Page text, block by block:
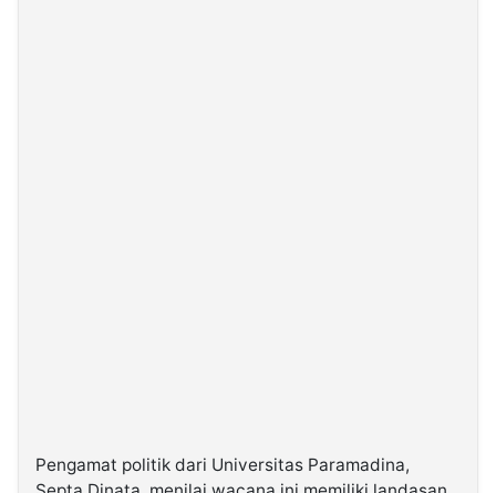
Pengamat politik dari Universitas Paramadina,